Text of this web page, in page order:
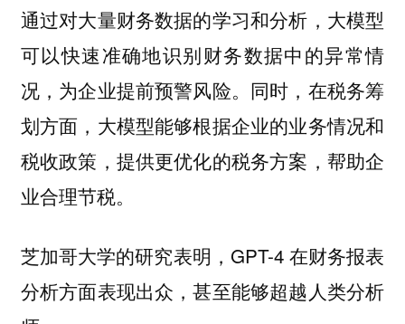
通过对大量财务数据的学习和分析，大模型
可以快速准确地识别财务数据中的异常情
况，为企业提前预警风险。同时，在税务筹
划方面，大模型能够根据企业的业务情况和
税收政策，提供更优化的税务方案，帮助企
业合理节税。
芝加哥大学的研究表明，GPT-4 在财务报表
分析方面表现出众，甚至能够超越人类分析